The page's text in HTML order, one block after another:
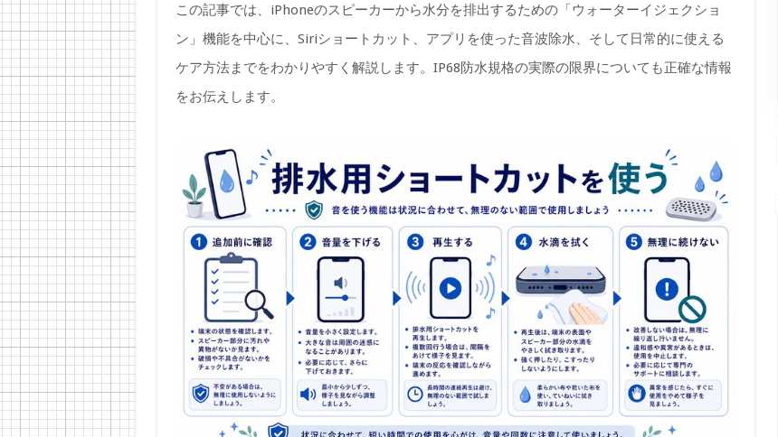
この記事では、iPhoneのスピーカーから水分を排出するための「ウォーターイジェクショ
ン」機能を中心に、Siriショートカット、アプリを使った音波除水、そして日常的に使える
ケア方法までをわかりやすく解説します。IP68防水規格の実際の限界についても正確な情報
をお伝えします。